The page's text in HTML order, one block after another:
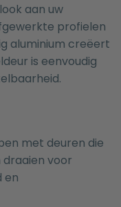
aan uw
profielen
aluminium creëert
is eenvoudig
met deuren die
voor
en